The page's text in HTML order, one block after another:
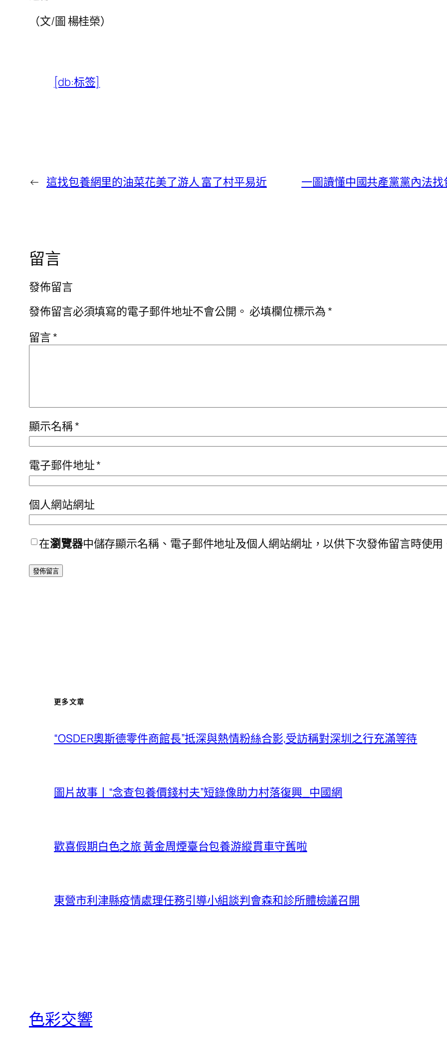
（文/圖 楊桂榮）
[db:标签]
← 這找包養網里的油菜花美了游人 富了村平易近 一圖讀懂中國共產黨黨內法
留言
發佈留言
發佈留言必須填寫的電子郵件地址不會公開。 必填欄位標示為*
留言*
顯示名稱*
電子郵件地址*
個人網站網址
在瀏覽器中儲存顯示名稱、電子郵件地址及個人網站網址，以供下次發佈留言時使用
更多文章
“OSDER奧斯德零件商館長”抵深與熱情粉絲合影,受訪稱對深圳之行充滿等待
圖片故事丨“念查包養價錢村夫”短錄像助力村落復興_中國網
歡喜假期白色之旅 黃金周煙臺台包養游縱貫車守舊啦
東營市利津縣疫情處理任務引導小組談判會森和診所體檢議召開
色彩交響